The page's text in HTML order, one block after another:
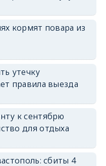
кормят повара из
утечку
правила выезда
к сентябрю
для отдыха
сбиты 4